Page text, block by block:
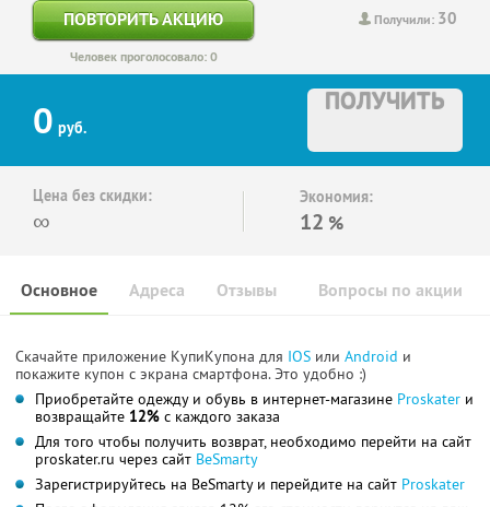
Получили: 30
ПОВТОРИТЬ АКЦИЮ
Человек проголосовало: 0
0 руб.
ПОЛУЧИТЬ
Цена без скидки:
∞
Экономия:
12 %
Основное Отзывы Вопросы по акции
Адреса
Скачайте приложение КупиКупона для IOS или Android и
покажите купон с экрана смартфона. Это удобно :)
Приобретайте одежду и обувь в интернет-магазине Proskater и
возвращайте 12% с каждого заказа
Для того чтобы получить возврат, необходимо перейти на сайт
proskater.ru через сайт BeSmarty
Зарегистрируйтесь на BeSmarty и перейдите на сайт Proskater